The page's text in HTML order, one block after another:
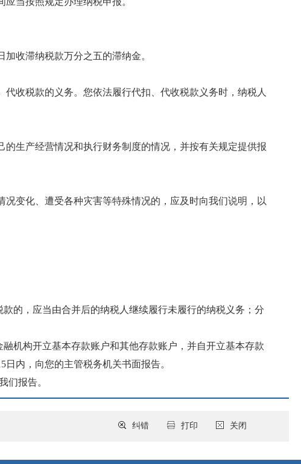
收滞纳税款万分之五的滞纳金。
收税款的义务。您依法履行代扣、代收税款义务时，纳税人
生产经营情况和执行财务制度的情况，并按有关规定提供报
变化、遭受各种灾害等特殊情况的，应及时向我们说明，以
的，应当由合并后的纳税人继续履行未履行的纳税义务；分
机构开立基本存款账户和其他存款账户，并自开立基本存款
内，向您的主管税务机关书面报告。
们报告。
关闭
打印
纠错